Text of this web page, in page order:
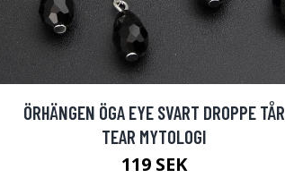
ÖRHÄNGEN ÖGA EYE SVART DROPPE TÅR
TEAR MYTOLOGI
119 SEK